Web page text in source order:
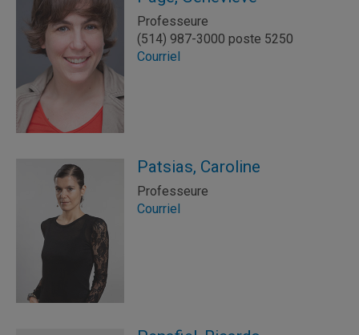
Professeure
(514) 987-3000 poste 5250
Courriel
Patsias, Caroline
Professeure
Courriel